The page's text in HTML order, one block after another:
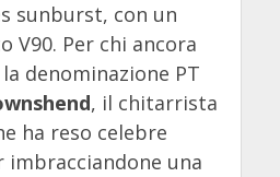
sunburst, con un
V90. Per chi ancora
denominazione PT
, il chitarrista
ha reso celebre
imbracciandone una